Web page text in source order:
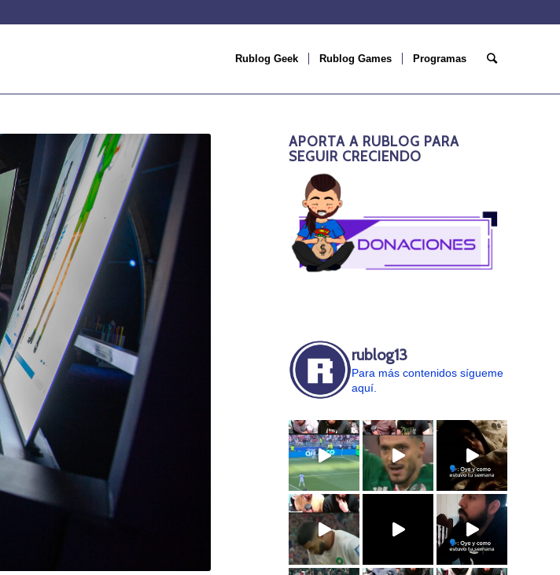
Rublog Geek Rublog Games Programas
APORTA A RUBLOG PARA
SEGUIR CRECIENDO
rublog13
Para más contenidos sígueme
aquí.